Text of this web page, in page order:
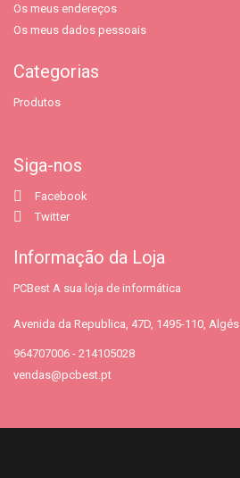
Os meus endereços
Os meus dados pessoais
Categorias
Produtos
Siga-nos
Facebook
Twitter
Informação da Loja
PCBest A sua loja de informática
Avenida da Republica, 47D, 1495-110, Algés
964707006 - 214105028
vendas@pcbest.pt